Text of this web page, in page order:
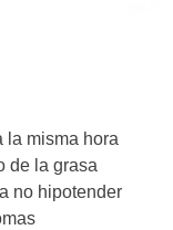
la misma hora
de la grasa
no hipotender